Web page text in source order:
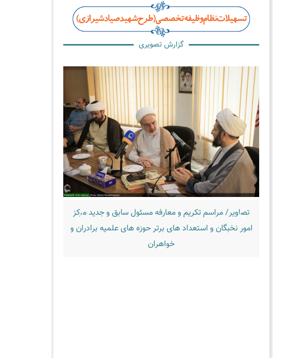
گزارش تصویری
تصاویر/ مراسم تکریم و معارفه مسئول سابق و جدید مرکز
امور نخبگان و استعداد های برتر حوزه های علمیه برادران و
خواهران